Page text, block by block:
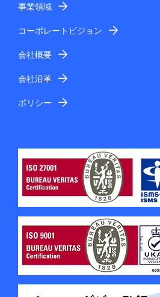
事業領域
コーポレートビジョン
会社概要
会社沿革
ポリシー